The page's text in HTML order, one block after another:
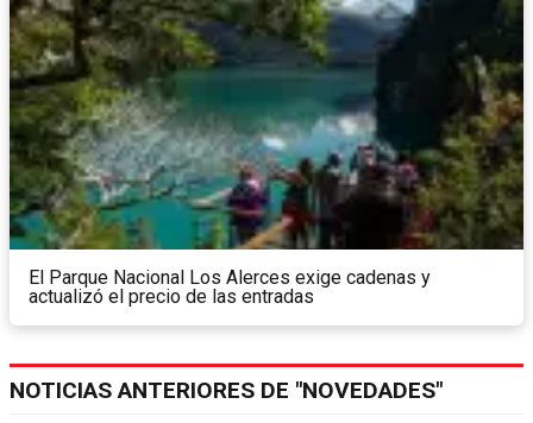
El Parque Nacional Los Alerces exige cadenas y
actualizó el precio de las entradas
NOTICIAS ANTERIORES DE "NOVEDADES"